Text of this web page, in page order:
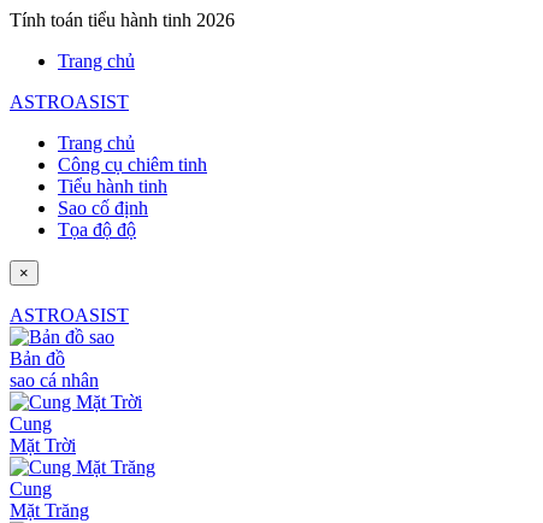
Tính toán tiểu hành tinh 2026
Trang chủ
ASTROASIST
Trang chủ
Công cụ chiêm tinh
Tiểu hành tinh
Sao cố định
Tọa độ độ
×
ASTROASIST
Bản đồ
sao cá nhân
Cung
Mặt Trời
Cung
Mặt Trăng